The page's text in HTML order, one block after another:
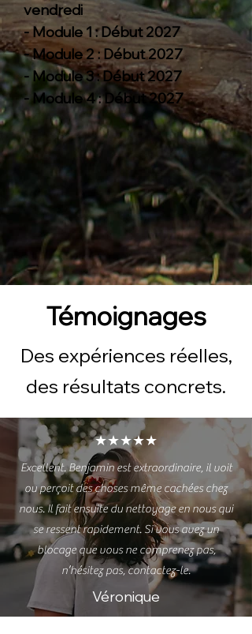
vendredi
- Module 1 : Début 2027
- Module 2 : Début 2027
- Module 3 : Début 2027
- Module 4 : Début 2027
Témoignages
Des expériences réelles,
des résultats concrets.
★★★★★
Excellent. Benjamin est extraordinaire, il voit
ou perçoit des choses même cachées chez
nous. Il fait ensuite du nettoyage en nous qui
se ressent rapidement. Si vous avez un
blocage que vous ne comprenez pas,
n’hésitez pas, contactez-le.
Véronique